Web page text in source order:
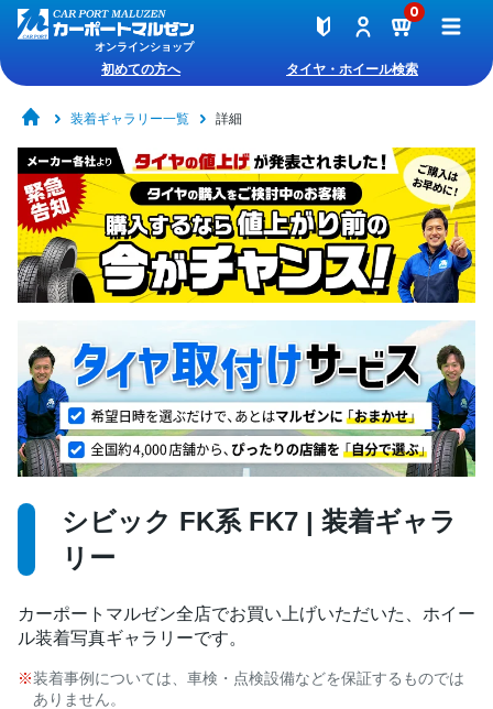
オンラインショップ
0
初めての方へ タイヤ・ホイール検索
装着ギャラリー一覧 詳細
シビック FK系 FK7 | 装着ギャラ
リー
カーポートマルゼン全店でお買い上げいただいた、ホイー
ル装着写真ギャラリーです。
装着事例については、車検・点検設備などを保証するものでは
ありません。